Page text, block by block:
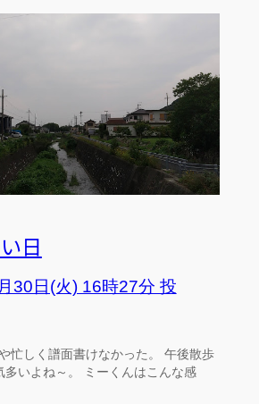
日
30日(火) 16時27分 投
忙しく譜面書けなかった。 午後散歩
多いよね～。 ミーくんはこんな感